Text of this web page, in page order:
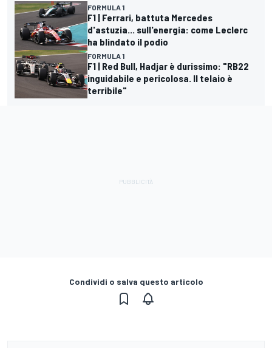
FORMULA 1
F1 | Ferrari, battuta Mercedes
d'astuzia... sull'energia: come Leclerc
ha blindato il podio
FORMULA 1
F1 | Red Bull, Hadjar è durissimo: "RB22
inguidabile e pericolosa. Il telaio è
terribile"
Condividi o salva questo articolo